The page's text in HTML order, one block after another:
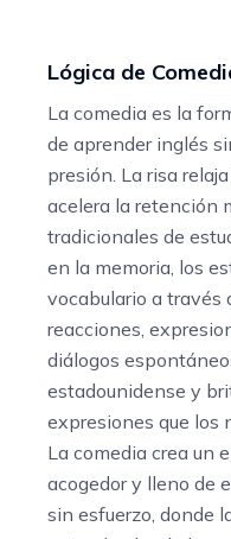
Lógica de
La comedia es la
de aprender inglés
presión. La risa
acelera la retención
tradicionales de
en la memoria, los
vocabulario a través
reacciones,
diálogos
estadounidense y
expresiones que los
La comedia crea un
acogedor y lleno de
sin esfuerzo, donde